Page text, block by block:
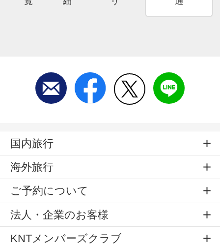
国内旅行
海外旅行
ご予約について
法人・企業のお客様
KNTメンバーズクラブ